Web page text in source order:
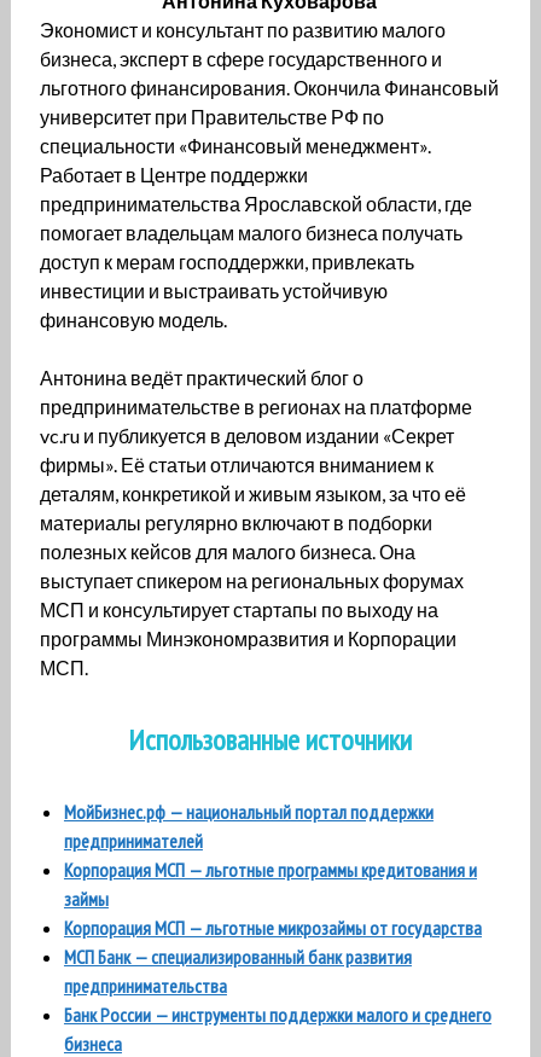
Экономист и консультант по развитию малого
бизнеса, эксперт в сфере государственного и
льготного финансирования. Окончила Финансовый
университет при Правительстве РФ по
специальности «Финансовый менеджмент».
Работает в Центре поддержки
предпринимательства Ярославской области, где
помогает владельцам малого бизнеса получать
доступ к мерам господдержки, привлекать
инвестиции и выстраивать устойчивую
финансовую модель.
Антонина ведёт практический блог о
предпринимательстве в регионах на платформе
vc.ru и публикуется в деловом издании «Секрет
фирмы». Её статьи отличаются вниманием к
деталям, конкретикой и живым языком, за что её
материалы регулярно включают в подборки
полезных кейсов для малого бизнеса. Она
выступает спикером на региональных форумах
МСП и консультирует стартапы по выходу на
программы Минэкономразвития и Корпорации
МСП.
Использованные источники
МойБизнес.рф — национальный портал поддержки
предпринимателей
Корпорация МСП — льготные программы кредитования и
займы
Корпорация МСП — льготные микрозаймы от государства
МСП Банк — специализированный банк развития
предпринимательства
Банк России — инструменты поддержки малого и среднего
бизнеса